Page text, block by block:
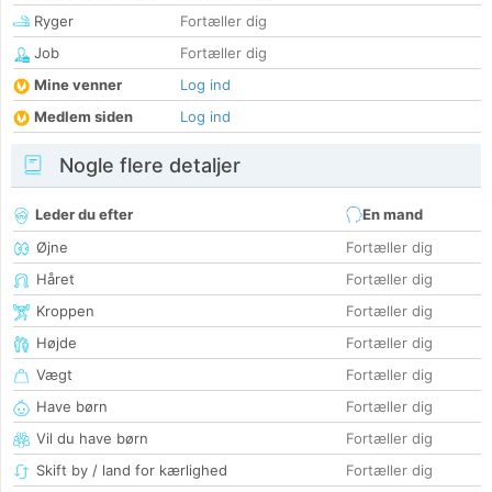
Ryger
Fortæller dig
Job
Fortæller dig
Mine venner
Log ind
Medlem siden
Log ind
Nogle flere detaljer
Leder du efter
En mand
Øjne
Fortæller dig
Håret
Fortæller dig
Kroppen
Fortæller dig
Højde
Fortæller dig
Vægt
Fortæller dig
Have børn
Fortæller dig
Vil du have børn
Fortæller dig
Skift by / land for kærlighed
Fortæller dig